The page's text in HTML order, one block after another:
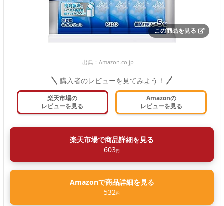
この商品を見る
出典： Amazon.co.jp
購入者のレビューを見てみよう！
楽天市場の
レビューを見る
Amazonの
レビューを見る
楽天市場で商品詳細を見る
603円
Amazonで商品詳細を見る
532円